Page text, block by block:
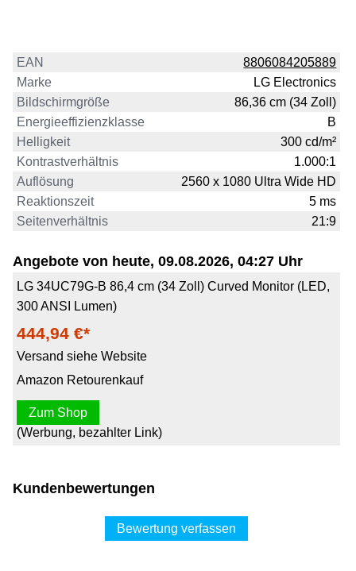
EAN
8806084205889
Marke
LG Electronics
Bildschirmgröße
86,36 cm (34 Zoll)
Energieeffizienzklasse
B
Helligkeit
300 cd/m²
Kontrastverhältnis
1.000:1
Auflösung
2560 x 1080 Ultra Wide HD
Reaktionszeit
5 ms
Seitenverhältnis
21:9
Angebote von heute, 09.08.2026, 04:27 Uhr
LG 34UC79G-B 86,4 cm (34 Zoll) Curved Monitor (LED,
300 ANSI Lumen)
444,94 €*
Versand siehe Website
Amazon Retourenkauf
Zum Shop
(Werbung, bezahlter Link)
Kundenbewertungen
Bewertung verfassen